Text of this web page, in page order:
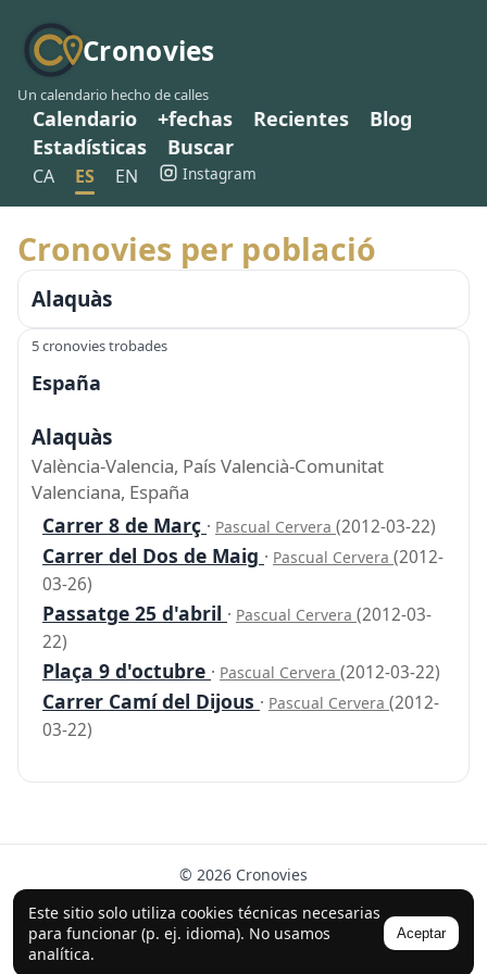
Cronovies
Un calendario hecho de calles
Calendario +fechas Recientes
Blog
Estadísticas
Buscar
CA ES EN Instagram
Este sitio solo utiliza cookies técnicas necesarias
para funcionar (p. ej. idioma). No usamos
analítica.
Aceptar
Cronovies per població
Alaquàs
5 cronovies trobades
España
Alaquàs
València-Valencia, País Valencià-Comunitat
Valenciana, España
Carrer 8 de Març · Pascual Cervera (2012-03-22)
Carrer del Dos de Maig · Pascual Cervera (2012-
03-26)
Passatge 25 d'abril · Pascual Cervera (2012-03-
22)
Plaça 9 d'octubre · Pascual Cervera (2012-03-22)
Carrer Camí del Dijous · Pascual Cervera (2012-
03-22)
© 2026 Cronovies
Historia en las calles · Desarrollado con la ayuda de IA
(ChatGPT).